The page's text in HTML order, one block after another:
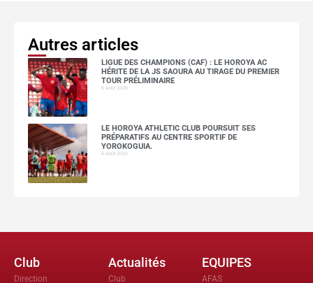
Autres articles
LIGUE DES CHAMPIONS (CAF) : LE HOROYA AC
HÉRITE DE LA JS SAOURA AU TIRAGE DU PREMIER
TOUR PRÉLIMINAIRE
6 août 2026
LE HOROYA ATHLETIC CLUB POURSUIT SES
PRÉPARATIFS AU CENTRE SPORTIF DE
YOROKOGUIA.
6 août 2026
Club
Direction
Actualités
Club
EQUIPES
AFAS